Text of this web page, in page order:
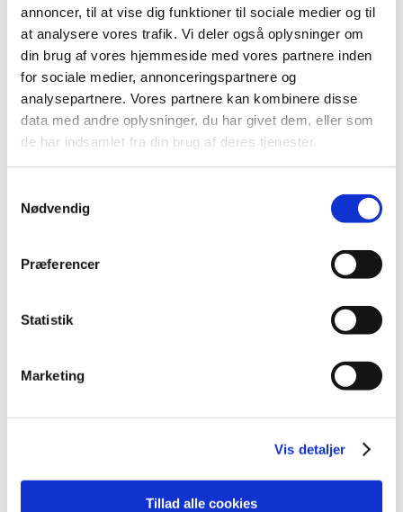
annoncer, til at vise dig funktioner til sociale medier og til
at analysere vores trafik. Vi deler også oplysninger om
din brug af vores hjemmeside med vores partnere inden
for sociale medier, annonceringspartnere og
analysepartnere. Vores partnere kan kombinere disse
data med andre oplysninger, du har givet dem, eller som
de har indsamlet fra din brug af deres tjenester.
Nødvendig
Præferencer
Statistik
Marketing
Vis detaljer
Tillad alle cookies
2017 (167)
2016 (167)
2015 (33)
2014 (44)
2013 (49)
2012 (44)
oktober (4)
maj (1)
marts (3)
januar (6)